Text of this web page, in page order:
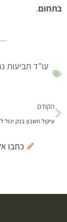
בתחום.
עו"ד תביעות
הקודם
עיקול חשבון בנק
כתבו